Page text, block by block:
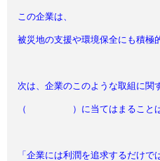
この企業は、
被災地の支援や環境保全にも積極
次は、企業のこのような取組に関
（ ）に当てはまることばを
「企業には利潤を追求するだけで